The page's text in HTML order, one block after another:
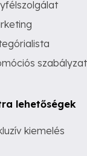
szabályzat
lehetőségek
kiemelés